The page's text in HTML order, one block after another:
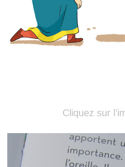
Cliquez sur